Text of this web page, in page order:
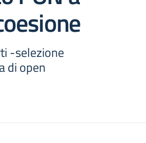
-selezione
di open